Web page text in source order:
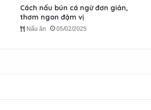
Cách nấu bún cá ngừ đơn giản,
thơm ngon đậm vị
Nấu ăn 05/02/2025